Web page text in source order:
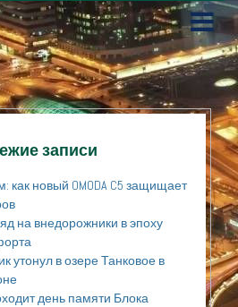
П
е
р
е
й
т
и
с
д
р
а
и
записи
как новый OMODA C5 защищает
на внедорожники в эпоху
утонул в озере Танковое в
день памяти Блока